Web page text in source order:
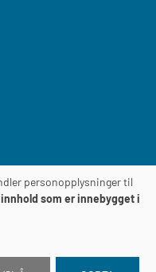
personopplysninger til
som er innebygget i